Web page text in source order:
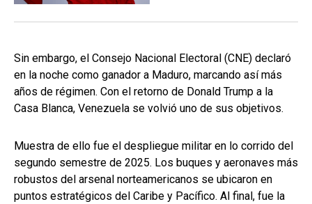
Sin embargo, el Consejo Nacional Electoral (CNE) declaró
en la noche como ganador a Maduro, marcando así más
años de régimen. Con el retorno de Donald Trump a la
Casa Blanca, Venezuela se volvió uno de sus objetivos.
Muestra de ello fue el despliegue militar en lo corrido del
segundo semestre de 2025. Los buques y aeronaves más
robustos del arsenal norteamericanos se ubicaron en
puntos estratégicos del Caribe y Pacífico. Al final, fue la